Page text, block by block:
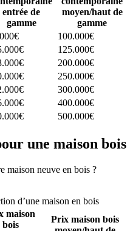
entrée de
gamme
moyen/haut de
gamme
100.000€
125.000€
200.000€
250.000€
300.000€
400.000€
500.000€
une maison bois
maison neuve en bois ?
d’une maison en bois
maison
bois
Prix maison bois